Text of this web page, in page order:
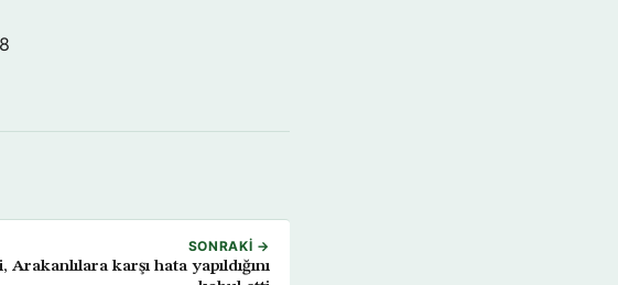
SONRAKI →
Arakanlılara karşı hata yapıldığını